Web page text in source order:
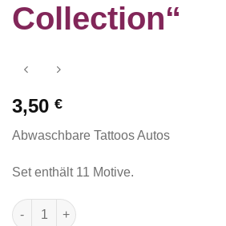
Collection“
3,50 €
Abwaschbare Tattoos Autos
Set enthält 11 Motive.
abwaschbare Tattoos Auto "Car